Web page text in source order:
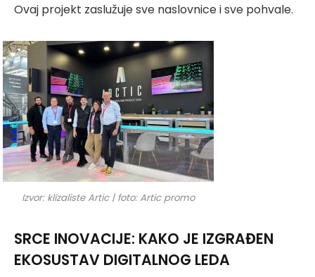
Ovaj projekt zaslužuje sve naslovnice i sve pohvale.
Izvor: klizaliste Artic | foto: Artic promo
SRCE INOVACIJE: KAKO JE IZGRAĐEN
EKOSUSTAV DIGITALNOG LEDA